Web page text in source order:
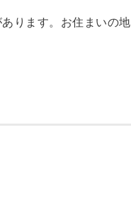
ります。お住まいの地